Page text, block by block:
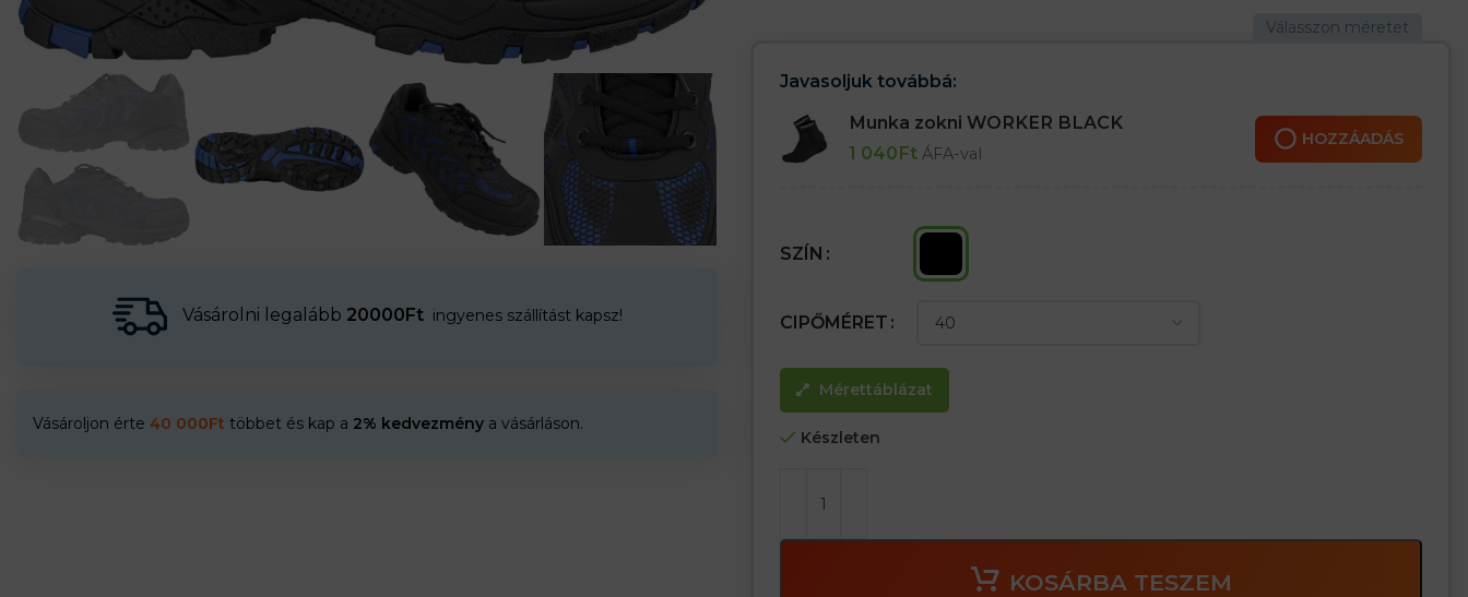
Vásárolni legalább 20000Ft ingyenes szállítást kapsz!
Vásároljon érte 40 000Ft többet és kap a 2% kedvezmény a vásárláson.
– Fém elemek nélkül
– Kompozit orr 200 J / 15 kN
– SB SRC kategória
Javasoljuk továbbá:
Munka zokni WORKER BLACK
1 040Ft ÁFA-val
HOZZÁADÁS
SZÍN
CIPŐMÉRET
Mérettáblázat
Készleten
KOSÁRBA TESZEM